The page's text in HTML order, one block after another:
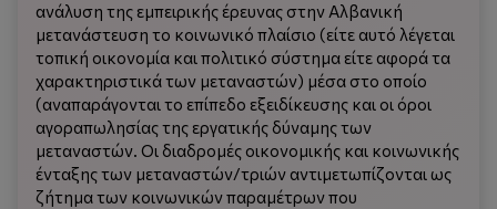
ανάλυση της εμπειρικής έρευνας στην Αλβανική
μετανάστευση το κοινωνικό πλαίσιο (είτε αυτό λέγεται
τοπική οικονομία και πολιτικό σύστημα είτε αφορά τα
χαρακτηριστικά των μεταναστών) μέσα στο οποίο
(αναπαράγονται το επίπεδο εξειδίκευσης και οι όροι
αγοραπωλησίας της εργατικής δύναμης των
μεταναστών. Οι διαδρομές οικονομικής και κοινωνικής
ένταξης των μεταναστών/τριών αντιμετωπίζονται ως
ζήτημα των κοινωνικών παραμέτρων που